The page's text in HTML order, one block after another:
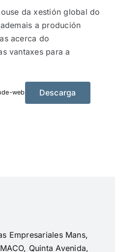
da xestión global do
a produción
acerca do
vantaxes para a
web Descarga
Empresariales Mans,
Quinta Avenida,